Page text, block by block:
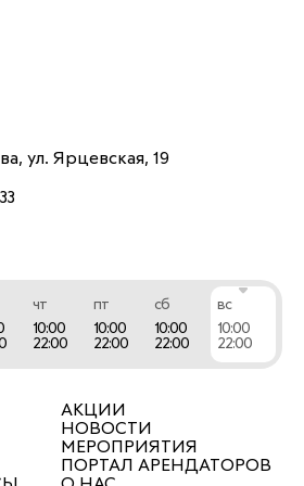
ул. Ярцевская, 19
чт
10:00
22:00
пт
10:00
22:00
сб
10:00
22:00
вс
10:00
22:00
АКЦИИ
НОВОСТИ
МЕРОПРИЯТИЯ
ПОРТАЛ АРЕНДАТОРОВ